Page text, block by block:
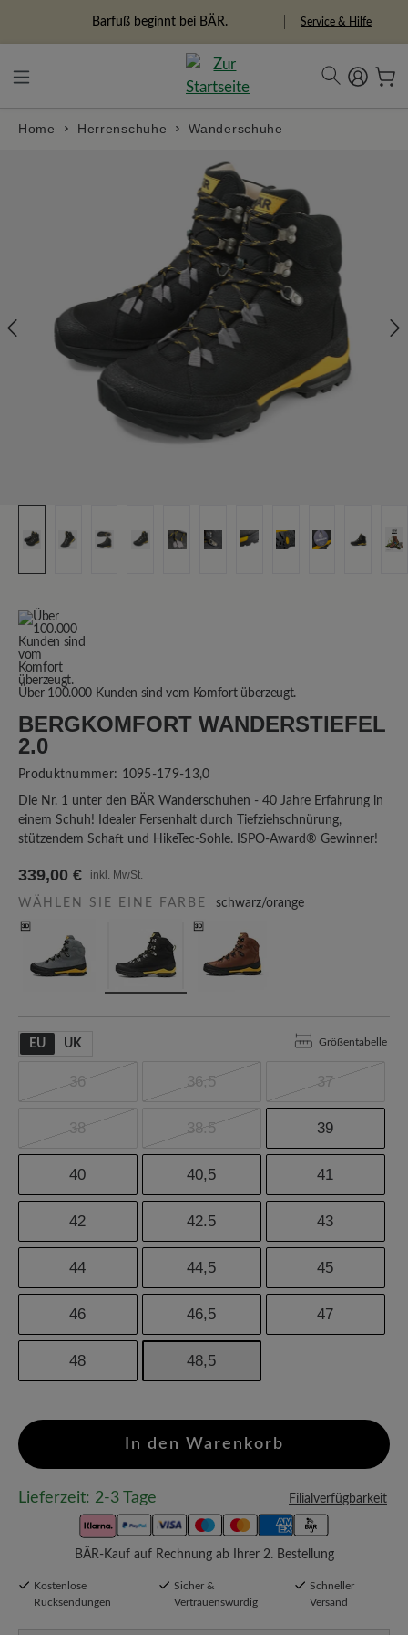
Freiheitspioniere Service & Hilfe
Home Herrenschuhe Wanderschuhe
Über 100.000 Kunden sind vom Komfort überzeugt.
BERGKOMFORT WANDERSTIEFEL
2.0
Produktnummer: 1095-179-13,0
Die Nr. 1 unter den BÄR Wanderschuhen - 40 Jahre Erfahrung in
einem Schuh! Idealer Fersenhalt durch Tiefziehschnürung,
stützendem Schaft und HikeTec-Sohle. ISPO-Award® Gewinner!
339,00 € inkl. MwSt.
WÄHLEN SIE EINE FARBE schwarz/orange
EU UK Größentabelle
36 36,5 37
38 38.5 39
40 40,5 41
42 42.5 43
44 44,5 45
46 46,5 47
48 48,5
In den Warenkorb
Lieferzeit: 2-3 Tage Filialverfügbarkeit
BÄR-Kauf auf Rechnung ab Ihrer 2. Bestellung
Kostenlose
Rücksendungen
Sicher &
Vertrauenswürdig
Schneller
Versand